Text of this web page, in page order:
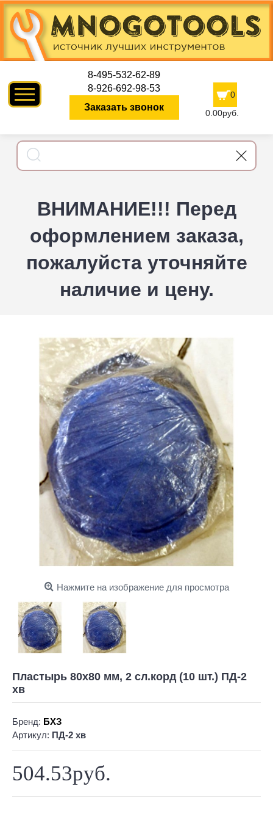
8-495-532-62-89
8-926-692-98-53
Заказать звонок
0
0.00руб.
ВНИМАНИЕ!!! Перед
оформлением заказа,
пожалуйста уточняйте
наличие и цену.
Нажмите на изображение для просмотра
Пластырь 80х80 мм, 2 сл.корд (10 шт.) ПД-2
хв
Бренд: БХЗ
Артикул: ПД-2 хв
504.53руб.